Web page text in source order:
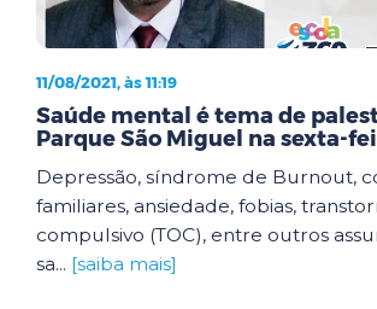
11/08/2021, às 11:19
Saúde mental é tema de
Parque São Miguel na sexta-
Depressão, síndrome de Burnout,
familiares, ansiedade, fobias,
compulsivo (TOC), entre outros
sa... [saiba mais]